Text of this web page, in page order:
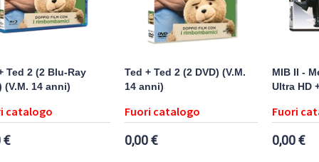
Ted 2 (2 Blu-Ray
(V.M. 14 anni)
catalogo
€
Ted + Ted 2 (2 DVD) (V.M.
14 anni)
Fuori catalogo
0,00 €
MIB II -
Ultra HD
Fuori
0,00 €